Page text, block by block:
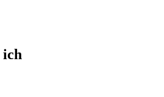
ich